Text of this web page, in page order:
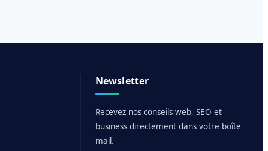
Newsletter
Recevez nos conseils web, SEO et
business directement dans votre boîte
mail.